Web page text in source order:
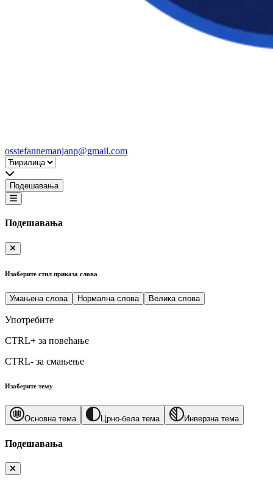
osstefannemanjanp@gmail.com
Подешавања
Подешавања
Изаберите стил приказа слова
Умањена слова Нормална слова Велика слова
Употребите
CTRL+ за повећање
CTRL- за смањење
Изаберите тему
Основна тема Црно-бела тема Инверзна тема
Подешавања